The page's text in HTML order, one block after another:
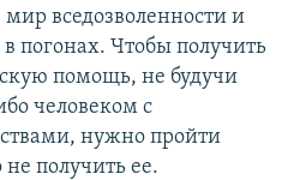
вседозволенности и
погонах. Чтобы получить
помощь, не будучи
человеком с
нужно пройти
получить ее.